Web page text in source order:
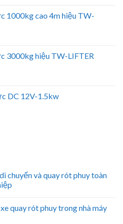
1000kg cao 4m hiệu TW-
3000kg hiệu TW-LIFTER
DC 12V-1.5kw
chuyển và quay rót phuy toàn
quay rót phuy trong nhà máy